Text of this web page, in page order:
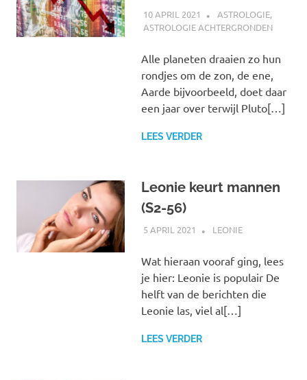
10 APRIL 2021 MARJOLEIN
ASTROLOGIE,
ASTROLOGIE ACHTERGRONDEN
Alle planeten draaien zo hun
rondjes om de zon, de ene,
Aarde bijvoorbeeld, doet daar
een jaar over terwijl Pluto[…]
LEES VERDER
Leonie keurt mannen
(S2-56)
5 APRIL 2021 MARJOLEIN
LEONIE
Wat hieraan vooraf ging, lees
je hier: Leonie is populair De
helft van de berichten die
Leonie las, viel al[…]
LEES VERDER